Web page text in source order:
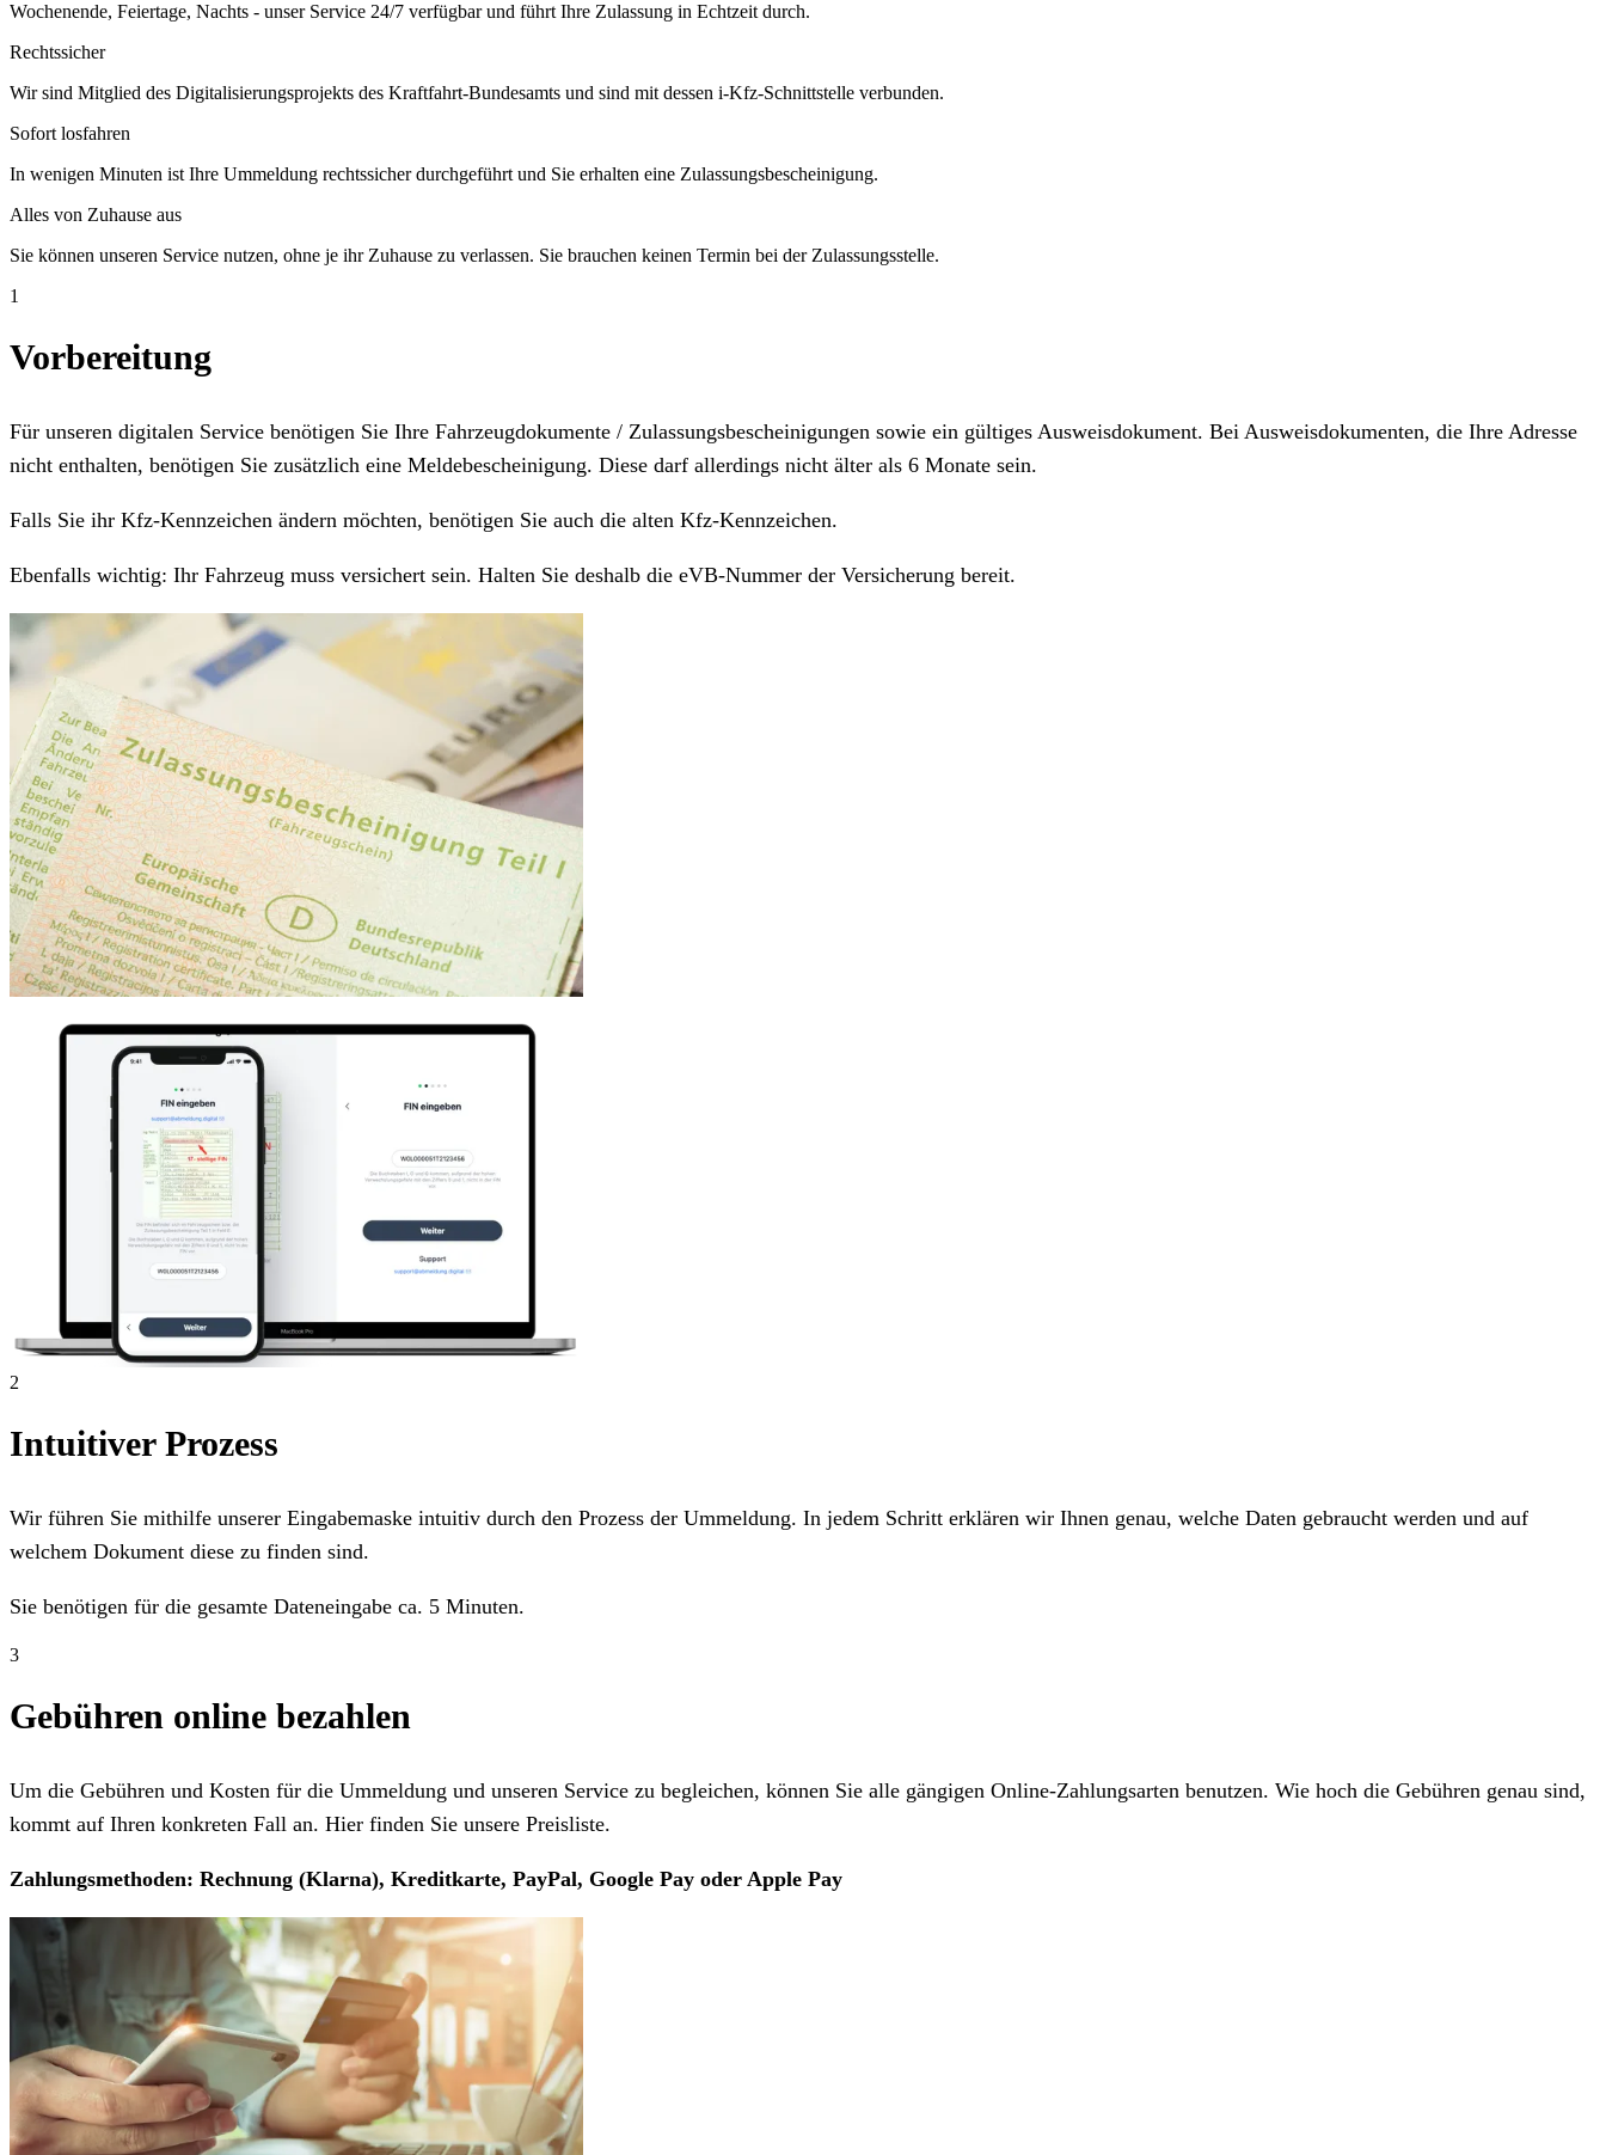
Wochenende, Feiertage, Nachts - unser Service 24/7 verfügbar und führt Ihre Zulassung in Echtzeit durch.
Rechtssicher
Wir sind Mitglied des Digitalisierungsprojekts des Kraftfahrt-Bundesamts und sind mit dessen i-Kfz-Schnittstelle verbunden.
Sofort losfahren
In wenigen Minuten ist Ihre Ummeldung rechtssicher durchgeführt und Sie erhalten eine Zulassungsbescheinigung.
Alles von Zuhause aus
Sie können unseren Service nutzen, ohne je ihr Zuhause zu verlassen. Sie brauchen keinen Termin bei der Zulassungsstelle.
1
Vorbereitung
Für unseren digitalen Service benötigen Sie Ihre Fahrzeugdokumente / Zulassungsbescheinigungen sowie ein gültiges Ausweisdokument. Bei Ausweisdokumenten, die Ihre Adresse
nicht enthalten, benötigen Sie zusätzlich eine Meldebescheinigung. Diese darf allerdings nicht älter als 6 Monate sein.
Falls Sie ihr Kfz-Kennzeichen ändern möchten, benötigen Sie auch die alten Kfz-Kennzeichen.
Ebenfalls wichtig: Ihr Fahrzeug muss versichert sein. Halten Sie deshalb die eVB-Nummer der Versicherung bereit.
2
Intuitiver Prozess
Wir führen Sie mithilfe unserer Eingabemaske intuitiv durch den Prozess der Ummeldung. In jedem Schritt erklären wir Ihnen genau, welche Daten gebraucht werden und auf
welchem Dokument diese zu finden sind.
Sie benötigen für die gesamte Dateneingabe ca. 5 Minuten.
3
Gebühren online bezahlen
Um die Gebühren und Kosten für die Ummeldung und unseren Service zu begleichen, können Sie alle gängigen Online-Zahlungsarten benutzen. Wie hoch die Gebühren genau sind,
kommt auf Ihren konkreten Fall an. Hier finden Sie unsere Preisliste.
Zahlungsmethoden: Rechnung (Klarna), Kreditkarte, PayPal, Google Pay oder Apple Pay